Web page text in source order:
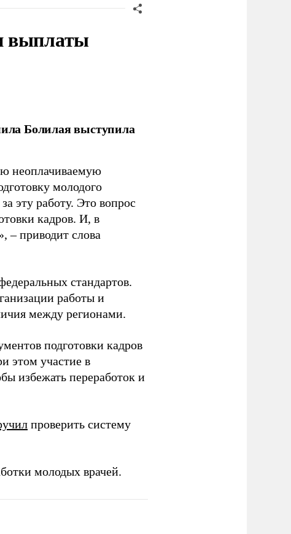
выплаты
Болилая выступила
неоплачиваемую
молодого
эту работу. Это вопрос
кадров. И, в
– приводит слова
стандартов.
работы и
между регионами.
подготовки кадров
этом участие в
избежать переработок и
проверить систему
молодых врачей.